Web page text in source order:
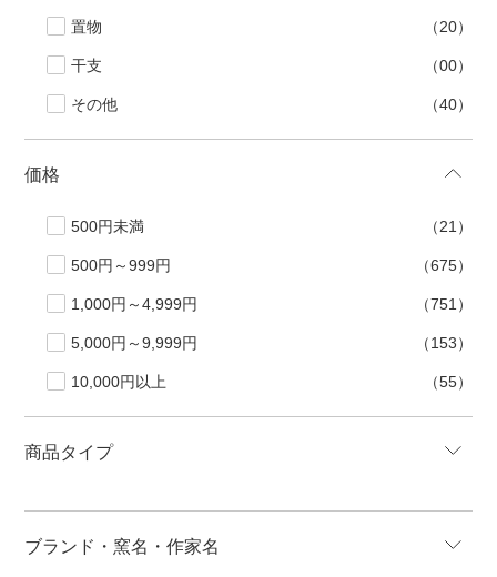
置物 （20）
干支 （00）
その他 （40）
価格
500円未満 （21）
500円～999円 （675）
1,000円～4,999円 （751）
5,000円～9,999円 （153）
10,000円以上 （55）
商品タイプ
ブランド・窯名・作家名